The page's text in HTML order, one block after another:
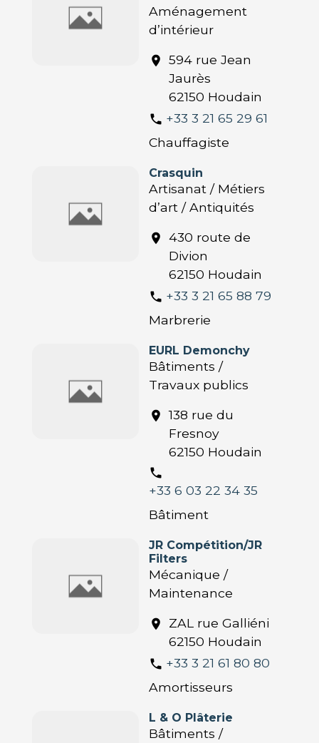
Aménagement
d’intérieur
location_on 594 rue Jean
Jaurès
62150 Houdain
phone +33 3 21 65 29 61
Chauffagiste
Crasquin
Artisanat / Métiers
d’art / Antiquités
location_on 430 route de
Divion
62150 Houdain
phone +33 3 21 65 88 79
Marbrerie
EURL Demonchy
Bâtiments /
Travaux publics
location_on 138 rue du
Fresnoy
62150 Houdain
phone
+33 6 03 22 34 35
Bâtiment
JR Compétition/JR
Filters
Mécanique /
Maintenance
location_on
ZAL rue Galliéni
62150 Houdain
phone +33 3 21 61 80 80
Amortisseurs
L & O Plâterie
Bâtiments /